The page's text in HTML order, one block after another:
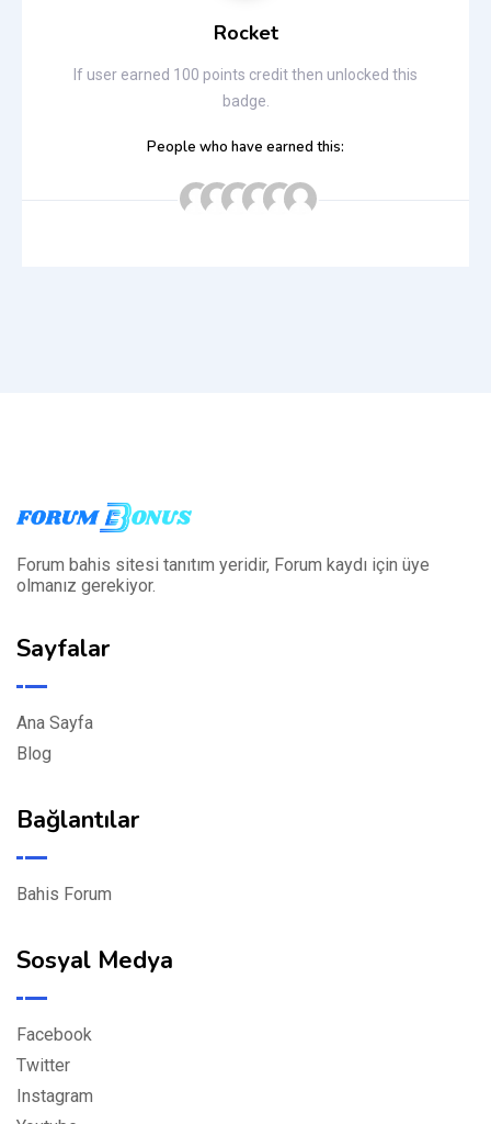
Rocket
If user earned 100 points credit then unlocked this
badge.
People who have earned this:
Forum bahis sitesi tanıtım yeridir, Forum kaydı için üye
olmanız gerekiyor.
Sayfalar
Ana Sayfa
Blog
Bağlantılar
Bahis Forum
Sosyal Medya
Facebook
Twitter
Instagram